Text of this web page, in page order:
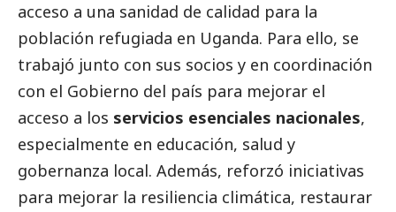
acceso a una sanidad de calidad para la
población refugiada en Uganda. Para ello, se
trabajó junto con sus socios y en coordinación
con el Gobierno del país para mejorar el
acceso a los servicios esenciales nacionales,
especialmente en educación, salud y
gobernanza local. Además, reforzó iniciativas
para mejorar la resiliencia climática, restaurar